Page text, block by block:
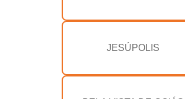
JESÚPOLIS